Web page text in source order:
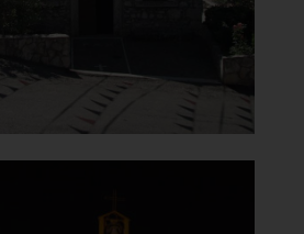
della Madonna del